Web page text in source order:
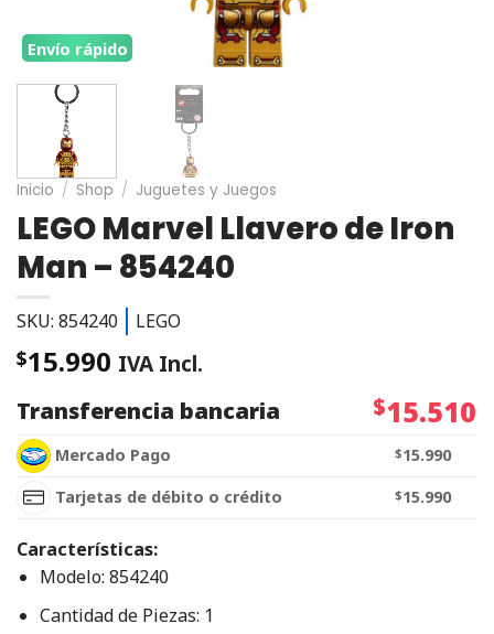
Envío rápido
Inicio / Shop / Juguetes y Juegos
LEGO Marvel Llavero de Iron
Man – 854240
SKU: 854240 LEGO
$15.990 IVA Incl.
Transferencia bancaria
$15.510
Mercado Pago $15.990
Tarjetas de débito o crédito
$15.990
Características:
Modelo: 854240
Cantidad de Piezas: 1